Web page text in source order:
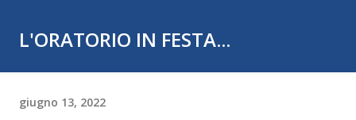
L'ORATORIO IN FESTA...
giugno 13, 2022